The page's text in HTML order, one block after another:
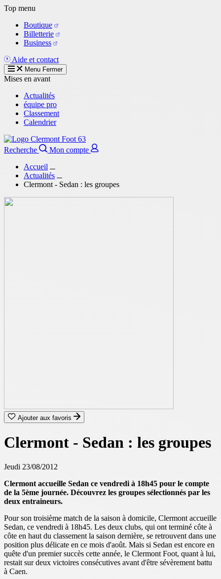
Aller
contenu
principal
Top menu
Boutique
Billetterie
Business
Aide et contact
Menu Fermer
Mises en avant
Actualités
équipe pro
Classement
Calendrier
Recherche
Mon compte
Accueil
Actualités
Clermont - Sedan : les groupes
Ajouter aux favoris
Clermont - Sedan : les groupes
Jeudi 23/08/2012
Clermont accueille Sedan ce vendredi à 18h45 pour le compte
de la 5ème journée. Découvrez les groupes sélectionnés par les
deux entraineurs.
Pour son troisième match de la saison à domicile, Clermont accueille
Sedan, ce vendredi à 18h45. Les deux clubs, qui ont terminé côte à
côte en haut du classement la saison dernière, se retrouvent dans une
position plus délicate en ce mois d'août. Mais si Sedan est encore en
quête d'un premier succès cette année, le Clermont Foot, quant à lui,
restait sur deux victoires consécutives avant d'être sévèrement battu
à Caen.